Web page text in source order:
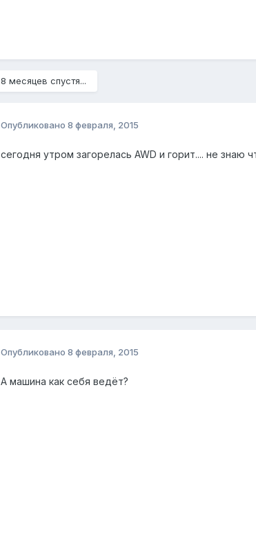
8 месяцев спустя...
Опубликовано 8 февраля, 2015
сегодня утром загорелась AWD и горит.... не знаю
Опубликовано 8 февраля, 2015
А машина как себя ведёт?